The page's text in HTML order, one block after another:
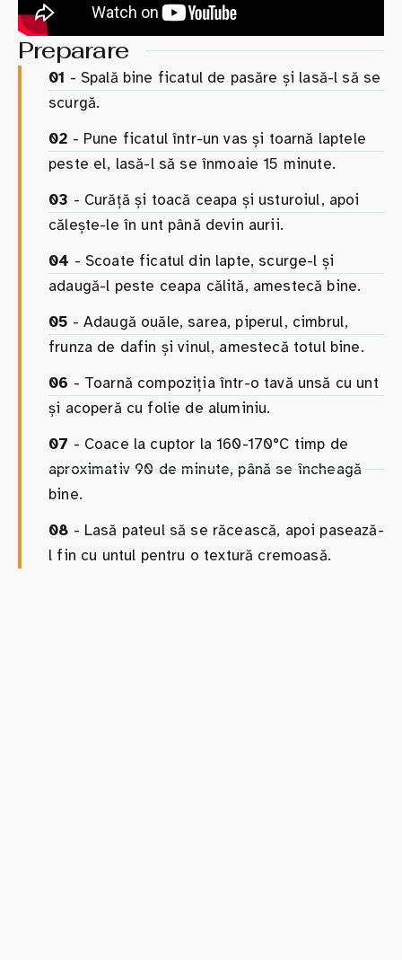
Preparare
01 - Spală bine ficatul de pasăre și lasă-l să se
scurgă.
02 - Pune ficatul într-un vas și toarnă laptele
peste el, lasă-l să se înmoaie 15 minute.
03 - Curăță și toacă ceapa și usturoiul, apoi
călește-le în unt până devin aurii.
04 - Scoate ficatul din lapte, scurge-l și
adaugă-l peste ceapa călită, amestecă bine.
05 - Adaugă ouăle, sarea, piperul, cimbrul,
frunza de dafin și vinul, amestecă totul bine.
06 - Toarnă compoziția într-o tavă unsă cu unt
și acoperă cu folie de aluminiu.
07 - Coace la cuptor la 160-170°C timp de
aproximativ 90 de minute, până se încheagă
bine.
08 - Lasă pateul să se răcească, apoi pasează-
l fin cu untul pentru o textură cremoasă.